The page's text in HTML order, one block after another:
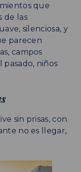
que
de las
silenciosa, y
parecen
campos
niños
sin prisas, con
no es llegar,